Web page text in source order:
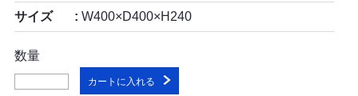
サイズ W400×D400×H240
数量
カートに入れる